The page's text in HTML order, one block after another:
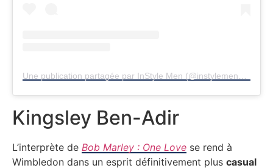
Kingsley Ben-Adir
L’interprète de Bob Marley : One Love se rend à
Wimbledon dans un esprit définitivement plus casual